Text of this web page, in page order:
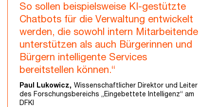
So sollen beispielsweise KI-gestützte
Chatbots für die Verwaltung entwickelt
werden, die sowohl intern Mitarbeitende
unterstützen als auch Bürgerinnen und
Bürgern intelligente Services
bereitstellen können.“
Paul Lukowicz, Wissenschaftlicher Direktor und Leiter
des Forschungsbereichs „Eingebettete Intelligenz“ am
DFKI